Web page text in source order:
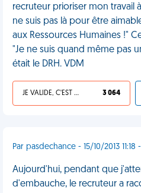
recruteur prioriser mon travail
ne suis pas là pour être
aux Ressources Humaines !"
"Je ne suis quand même pas
était le DRH. VDM
JE VALIDE, C'EST UNE VDM 3 064
Par pasdechance - 15/10/2013
Aujourd'hui, pendant que
d'embauche, le recruteur a